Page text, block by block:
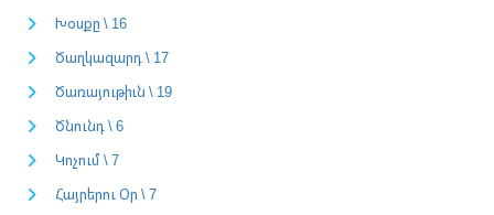
Խօսքը \ 16
Ծաղկազարդ \ 17
Ծառայութիւն \ 19
Ծնունդ \ 6
Կոչում \ 7
Հայրերու Օր \ 7